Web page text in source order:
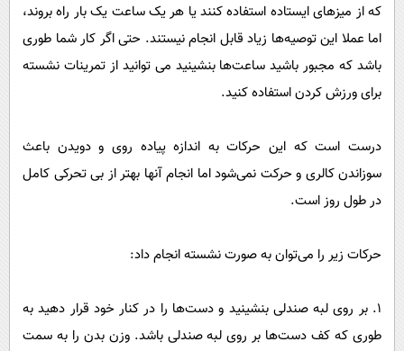
باشگاه مغز
اقتصاد
فناوری
محیط زیست
عصر ایران 2
خواندنی ها و دیدنی ها
روانشناسی
آشپزی
آموزش زبان
که از میزهای ایستاده استفاده کنند یا هر یک ساعت یک بار راه بروند،
اما عملا این توصیه‌ها زیاد قابل انجام نیستند. حتی اگر کار شما طوری
باشد که مجبور باشید ساعت‌ها بنشینید می توانید از تمرینات نشسته
برای ورزش کردن استفاده کنید.
درست است که این حرکات به اندازه پیاده روی و دویدن باعث
سوزاندن کالری و حرکت نمی‌شود اما انجام آنها بهتر از بی تحرکی کامل
در طول روز است.
حرکات زیر را می‌توان به صورت نشسته انجام داد:
1. بر روی لبه صندلی بنشینید و دست‌ها را در کنار خود قرار دهید به
طوری که کف دست‌ها بر روی لبه صندلی باشد. وزن بدن را به سمت